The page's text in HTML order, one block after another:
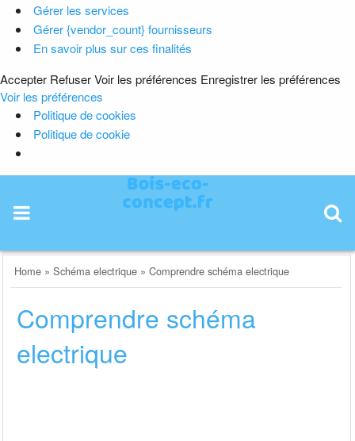
Gérer les services
Gérer {vendor_count} fournisseurs
En savoir plus sur ces finalités
Accepter RefuserVoir les préférences Enregistrer les préférences
Voir les préférences
Politique de cookies
Politique de cookie
content
Home »Schéma electrique »Comprendre schéma electrique
Comprendre schéma
electrique